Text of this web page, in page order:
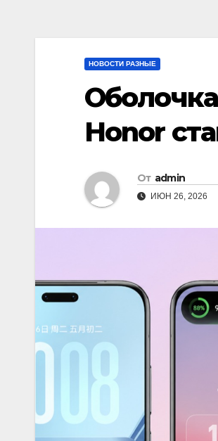
НОВОСТИ РАЗНЫЕ
Honor
От admin
ИЮН 26, 2026